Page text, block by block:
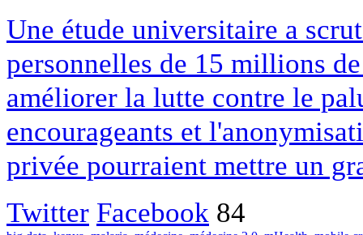
Une étude universitaire a
personnelles de 15 millions
améliorer la lutte contre le
encourageants et
privée pourraient mettre un
Twitter Facebook 84